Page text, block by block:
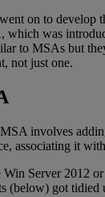
on to develop
which was
to MSAs but
not just one.
involves
associating it
Win Server 2012
(below) got tidied